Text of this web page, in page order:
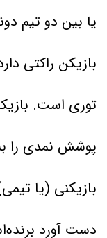
یا بین دو تیم
بازیکن راکتی
توری است.
پوشش نمدی را
بازیکنی (یا
دست آورد